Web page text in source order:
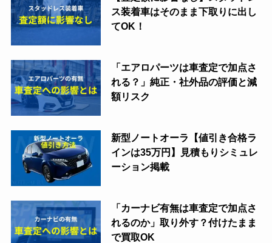
ス装着車はそのまま下取りに出し
てOK！
「エアロパーツは車査定で加点さ
れる？」純正・社外品の評価と減
額リスク
新型ノートオーラ【値引き合格ラ
インは35万円】見積もりシミュレ
ーション掲載
「カーナビ有無は車査定で加点さ
れるのか」取り外す？付けたまま
で買取OK